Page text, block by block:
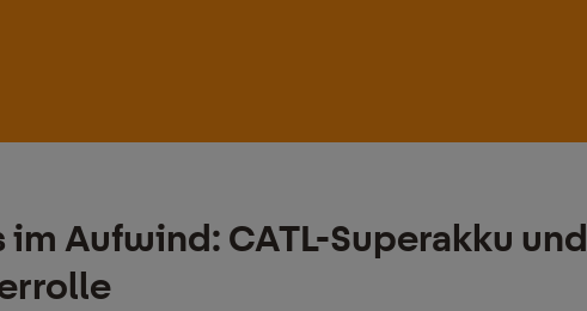
im Aufwind: CATL-Superakku und